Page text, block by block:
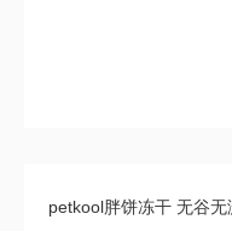
petkool胖饼冻干 无谷